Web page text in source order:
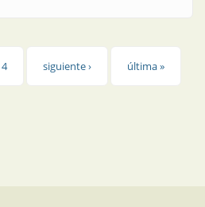
4 siguiente › última »